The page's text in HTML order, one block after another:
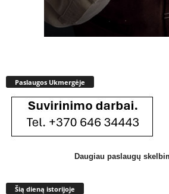
Paslaugos Ukmergėje
Daugiau paslaugų
Šią dieną istorijoje